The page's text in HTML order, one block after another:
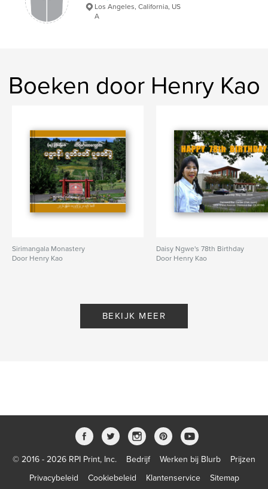
Los Angeles, California, US
A
Boeken door Henry Kao
Sirimangala Monastery
Door Henry Kao
Daisy Ngwe's 78th Birthday
Door Henry Kao
BEKIJK MEER
© 2016 - 2026 RPI Print, Inc. Bedrijf Werken bij Blurb
Prijzen
Privacybeleid
Cookiebeleid Klantenservice Sitemap